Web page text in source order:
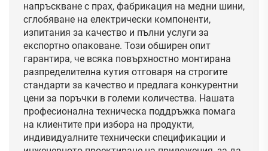
напръскване с прах, фабрикация на медни шини,
сглобяване на електрически компоненти,
изпитания за качество и пълни услуги за
експортно опаковане. Този обширен опит
гарантира, че всяка повърхностно монтирана
разпределителна кутия отговаря на строгите
стандарти за качество и предлага конкурентни
цени за поръчки в големи количества. Нашата
професионална техническа поддръжка помага
на клиентите при избора на продукти,
индивидуалните технически спецификации и